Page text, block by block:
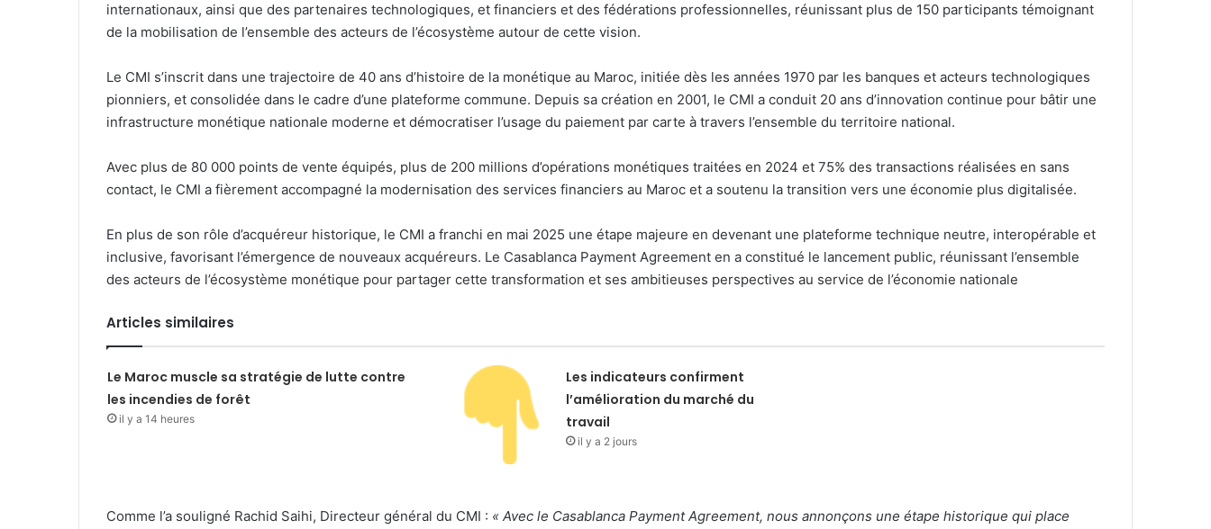
internationaux, ainsi que des partenaires technologiques, et financiers et des fédérations professionnelles, réunissant plus de 150 participants témoignant
de la mobilisation de l’ensemble des acteurs de l’écosystème autour de cette vision.
Le CMI s’inscrit dans une trajectoire de 40 ans d’histoire de la monétique au Maroc, initiée dès les années 1970 par les banques et acteurs technologiques
pionniers, et consolidée dans le cadre d’une plateforme commune. Depuis sa création en 2001, le CMI a conduit 20 ans d’innovation continue pour bâtir une
infrastructure monétique nationale moderne et démocratiser l’usage du paiement par carte à travers l’ensemble du territoire national.
Avec plus de 80 000 points de vente équipés, plus de 200 millions d’opérations monétiques traitées en 2024 et 75% des transactions réalisées en sans
contact, le CMI a fièrement accompagné la modernisation des services financiers au Maroc et a soutenu la transition vers une économie plus digitalisée.
En plus de son rôle d’acquéreur historique, le CMI a franchi en mai 2025 une étape majeure en devenant une plateforme technique neutre, interopérable et
inclusive, favorisant l’émergence de nouveaux acquéreurs. Le Casablanca Payment Agreement en a constitué le lancement public, réunissant l’ensemble
des acteurs de l’écosystème monétique pour partager cette transformation et ses ambitieuses perspectives au service de l’économie nationale
Articles similaires
Le Maroc muscle sa stratégie de lutte contre
les incendies de forêt
il y a 14 heures
Les indicateurs confirment
l’amélioration du marché du
travail
il y a 2 jours
Comme l’a souligné Rachid Saihi, Directeur général du CMI : « Avec le Casablanca Payment Agreement, nous annonçons une étape historique qui place